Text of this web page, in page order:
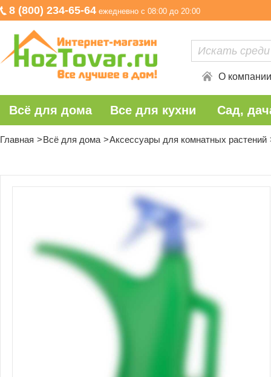
8 (800) 234-65-64 ежедневно с 08:00 до 20:00
О компании
Всё для дома Все для кухни Сад,
Главная Всё для дома Аксессуары для комнатных растений